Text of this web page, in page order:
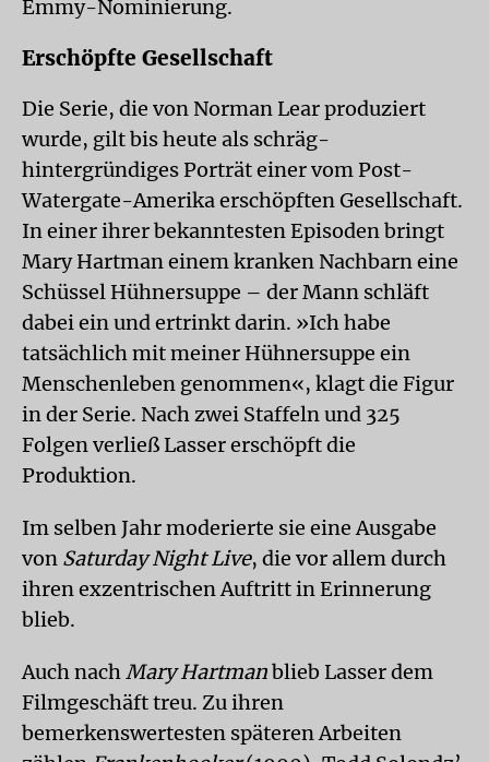
Emmy-Nominierung.
Erschöpfte Gesellschaft
Die Serie, die von Norman Lear produziert
wurde, gilt bis heute als schräg-
hintergründiges Porträt einer vom Post-
Watergate-Amerika erschöpften Gesellschaft.
In einer ihrer bekanntesten Episoden bringt
Mary Hartman einem kranken Nachbarn eine
Schüssel Hühnersuppe – der Mann schläft
dabei ein und ertrinkt darin. »Ich habe
tatsächlich mit meiner Hühnersuppe ein
Menschenleben genommen«, klagt die Figur
in der Serie. Nach zwei Staffeln und 325
Folgen verließ Lasser erschöpft die
Produktion.
Im selben Jahr moderierte sie eine Ausgabe
von Saturday Night Live, die vor allem durch
ihren exzentrischen Auftritt in Erinnerung
blieb.
Auch nach Mary Hartmanblieb Lasser dem
Filmgeschäft treu. Zu ihren
bemerkenswertesten späteren Arbeiten